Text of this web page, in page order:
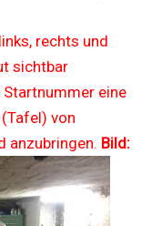
rechts und
sichtbar
eine
von
Bild: